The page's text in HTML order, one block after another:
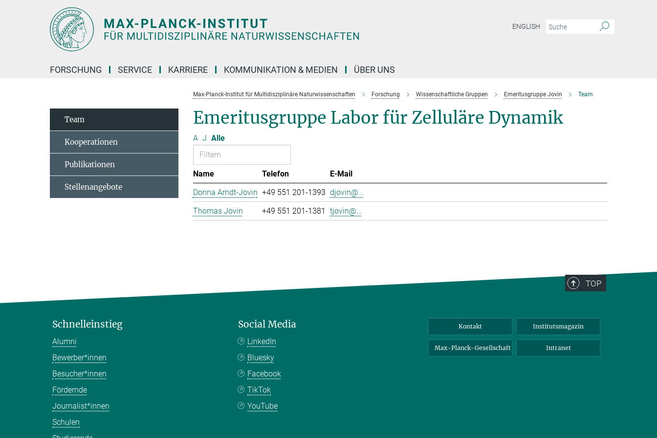
ENGLISH
FORSCHUNG SERVICE KARRIERE KOMMUNIKATION & MEDIEN ÜBER UNS
Max-Planck-Institut für Multidisziplinäre Naturwissenschaften Forschung Wissenschaftliche Gruppen Emeritusgruppe Jovin Team
Emeritusgruppe Labor für Zelluläre Dynamik
A J Alle
Name Telefon
E-Mail
Donna Arndt-Jovin +49 551 201-1393 djovin@...
Thomas Jovin
+49 551 201-1381 tjovin@...
Team
Kooperationen
Publikationen
Stellenangebote
TOP
Schnelleinstieg
Alumni
Bewerber*innen
Besucher*innen
Fördernde
Journalist*innen
Schulen
Social Media
LinkedIn
Bluesky
Facebook
TikTok
YouTube
Kontakt Institutsmagazin
Max-Planck-Gesellschaft Intranet